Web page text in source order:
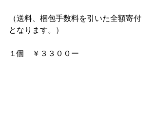
（送料、梱包手数料を引いた全額寄付
となります。）
１個　￥３３００ー